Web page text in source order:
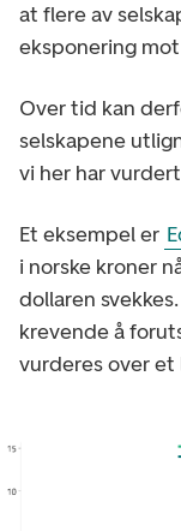
at flere av
eksponering
Over tid kan
selskapene
vi her har
Et eksempel er
i norske kroner
dollaren
krevende å
vurderes over